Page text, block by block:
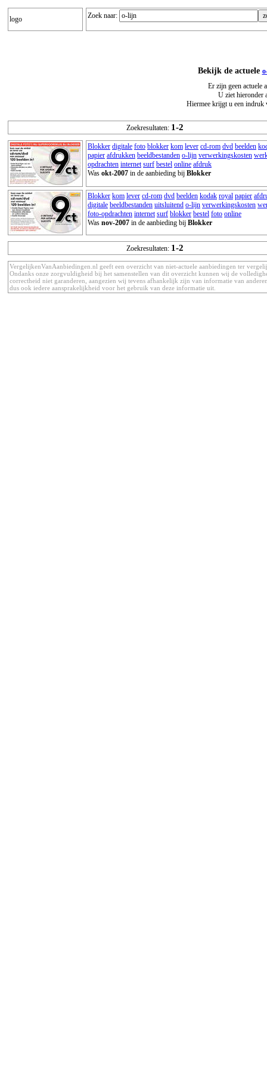
logo Zoek naar:
Bekijk de actuele
Er zijn geen actuele
U ziet hieronder
Hiermee krijgt u een indruk
Zoekresultaten: 1-2
Blokker digitale foto blokker kom lever cd-rom dvd beelden
papier afdrukken beeldbestanden o-lijn verwerkingskosten
opdrachten internet surf bestel online afdruk
Was okt-2007 in de aanbieding bij Blokker
Blokker kom lever cd-rom dvd beelden kodak royal papier
digitale beeldbestanden uitsluitend o-lijn verwerkingskosten
foto-opdrachten internet surf blokker bestel foto online
Was nov-2007 in de aanbieding bij Blokker
Zoekresultaten: 1-2
VergelijkenVanAanbiedingen.nl geeft een overzicht van niet-actuele aanbiedingen ter
Ondanks onze zorgvuldigheid bij het samenstellen van dit overzicht kunnen wij de
correctheid niet garanderen, aangezien wij tevens afhankelijk zijn van informatie van
dus ook iedere aansprakelijkheid voor het gebruik van deze informatie uit.